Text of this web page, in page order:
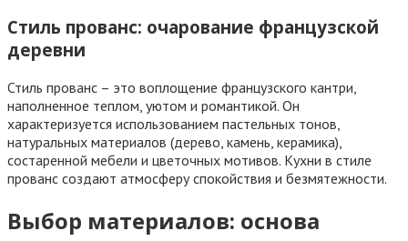
Стиль прованс: очарование французской
деревни
Стиль прованс – это воплощение французского кантри,
наполненное теплом, уютом и романтикой. Он
характеризуется использованием пастельных тонов,
натуральных материалов (дерево, камень, керамика),
состаренной мебели и цветочных мотивов. Кухни в стиле
прованс создают атмосферу спокойствия и безмятежности.
Выбор материалов: основа